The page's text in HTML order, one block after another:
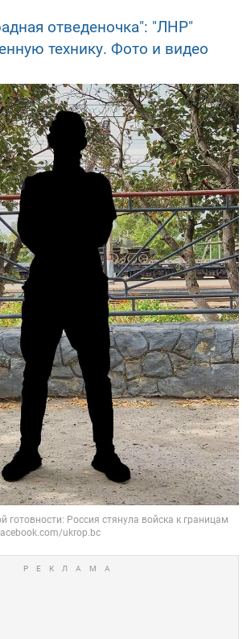
отведеночка": "ЛНР"
технику. Фото и видео